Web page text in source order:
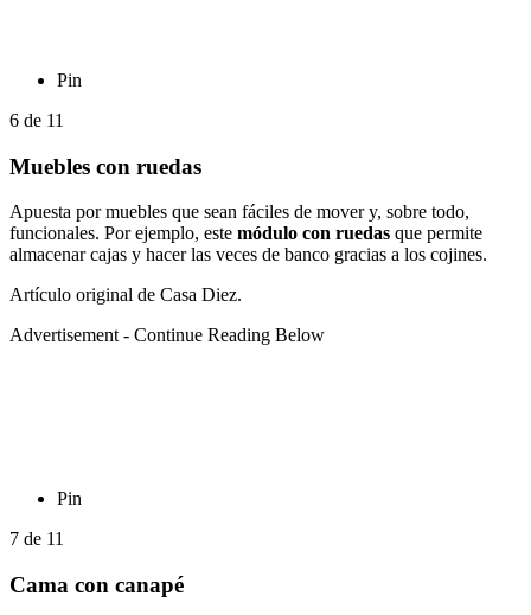
Pin
6 de 11
Muebles con ruedas
Apuesta por muebles que sean fáciles de mover y, sobre todo,
funcionales. Por ejemplo, este módulo con ruedas que permite
almacenar cajas y hacer las veces de banco gracias a los cojines.
Artículo original de Casa Diez.
Advertisement - Continue Reading Below
Pin
7 de 11
Cama con canapé